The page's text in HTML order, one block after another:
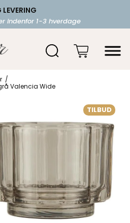
indenfor 1-3 hverdage
OVER 599.-
fra 39,-
/
Valencia Wide
TILBUD